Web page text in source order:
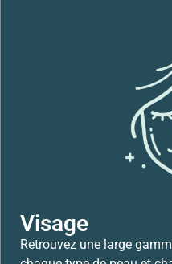
SVR XERIAL FISSURES ET
Visage
Retrouvez une large